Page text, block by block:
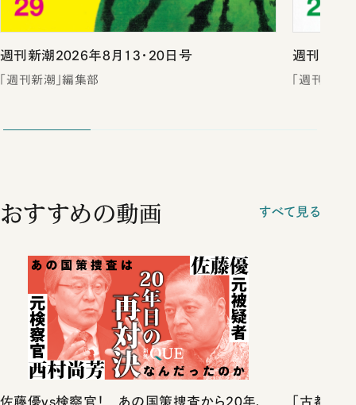
週刊新潮2026年8月13・20日号
「週刊新潮」編集部
週刊新潮
「週刊新潮
おすすめの動画 すべて見る
佐藤優vs検察官！ あの国策捜査から20年、
「古都」